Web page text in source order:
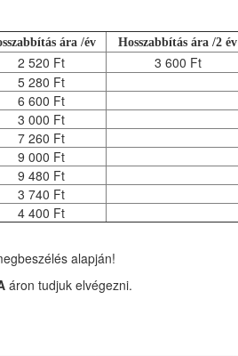
ára /év Hosszabbítás ára /2 év
2 520 Ft 3 600 Ft
5 280 Ft
6 600 Ft
3 000 Ft
7 260 Ft
9 000 Ft
9 480 Ft
3 740 Ft
4 400 Ft
alapján!
áron tudjuk elvégezni.